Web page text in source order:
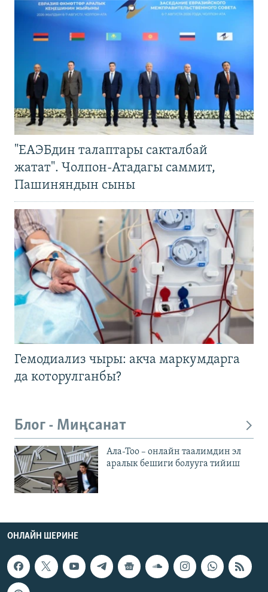
"ЕАЭБдин талаптары сакталбай
жатат". Чолпон-Атадагы саммит,
Пашиняндын сыны
Гемодиализ чыры: акча маркумдарга
да которулганбы?
Блог - Миңсанат
Ала-Тоо – онлайн таалимдин эл
аралык бешиги болууга тийиш
ОНЛАЙН ШЕРИНЕ